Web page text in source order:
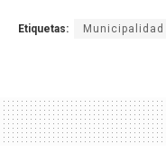
Etiquetas: